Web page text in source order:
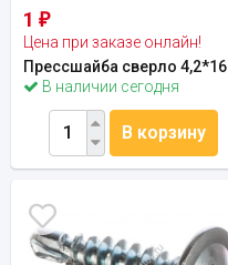
1 ₽
Цена при заказе онлайн!
Прессшайба сверло 4,2*16
В наличии сегодня
В корзину